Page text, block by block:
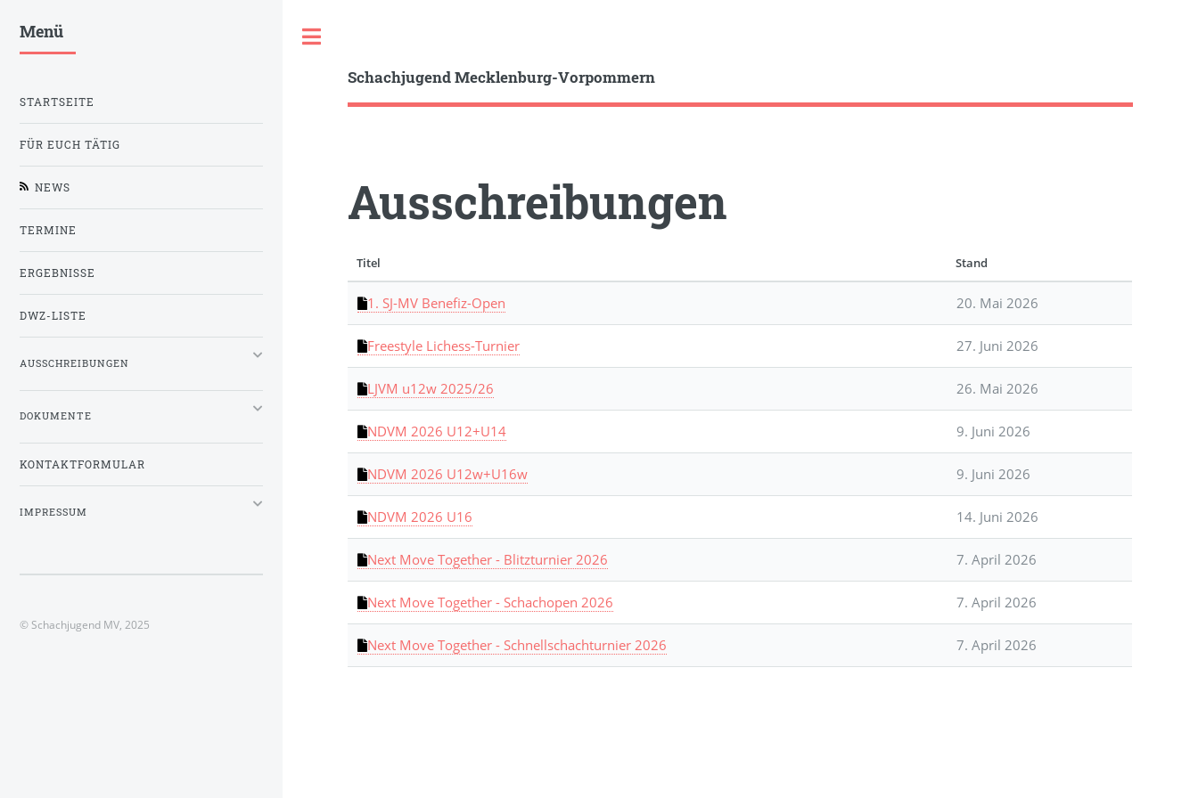
Schachjugend Mecklenburg-Vorpommern
Ausschreibungen
Titel Stand
1. SJ-MV Benefiz-Open 20. Mai 2026
Freestyle Lichess-Turnier 27. Juni 2026
LJVM u12w 2025/26 26. Mai 2026
NDVM 2026 U12+U14 9. Juni 2026
NDVM 2026 U12w+U16w 9. Juni 2026
NDVM 2026 U16 14. Juni 2026
Next Move Together - Blitzturnier 2026 7. April 2026
Next Move Together - Schachopen 2026 7. April 2026
Next Move Together - Schnellschachturnier 2026 7. April 2026
Menü
STARTSEITE
FÜR EUCH TÄTIG
NEWS
TERMINE
ERGEBNISSE
DWZ-LISTE
AUSSCHREIBUNGEN
DOKUMENTE
KONTAKTFORMULAR
IMPRESSUM
© Schachjugend MV, 2025